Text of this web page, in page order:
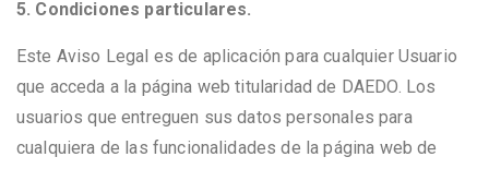
5. Condiciones particulares.
Este Aviso Legal es de aplicación para cualquier Usuario
que acceda a la página web titularidad de DAEDO. Los
usuarios que entreguen sus datos personales para
cualquiera de las funcionalidades de la página web de